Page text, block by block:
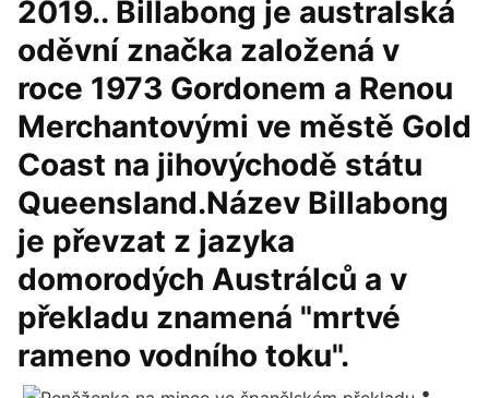
2019.. Billabong je australská
oděvní značka založená v
roce 1973 Gordonem a Renou
Merchantovými ve městě Gold
Coast na jihovýchodě státu
Queensland.Název Billabong
je převzat z jazyka
domorodých Austrálců a v
překladu znamená "mrtvé
rameno vodního toku".